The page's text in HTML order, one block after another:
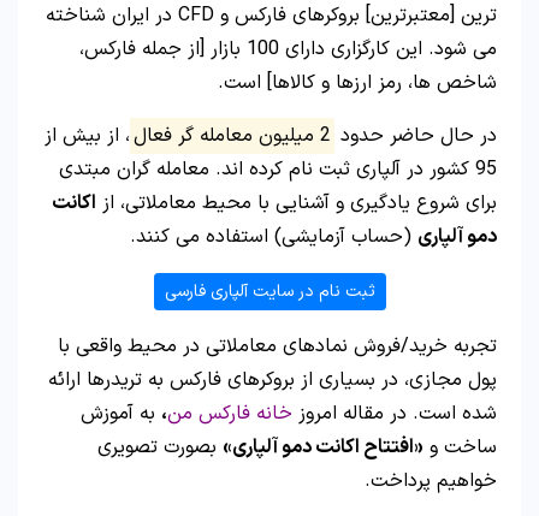
ترین [معتبرترین] بروکرهای فارکس و CFD در ایران شناخته
می شود. این کارگزاری دارای 100 بازار [از جمله فارکس،
شاخص ها، رمز ارزها و کالاها] است.
در حال حاضر حدود 2 میلیون معامله گر فعال
، از بیش از
95 کشور در آلپاری ثبت نام کرده اند. معامله گران مبتدی
برای شروع یادگیری و آشنایی با محیط معاملاتی، از اکانت
دمو آلپاری (حساب آزمایشی) استفاده می کنند.
ثبت نام در سایت آلپاری فارسی
تجربه خرید/فروش نمادهای معاملاتی در محیط واقعی با
پول مجازی، در بسیاری از بروکرهای فارکس به تریدرها ارائه
شده است. در مقاله امروز خانه فارکس من، به آموزش
ساخت و «افتتاح اکانت دمو آلپاری» بصورت تصویری
خواهیم پرداخت.